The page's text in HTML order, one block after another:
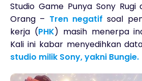
Studio Game Punya Sony Rugi
Orang – Tren negatif soal
kerja (PHK) masih menerpa
Kali ini kabar menyedihkan
studio milik Sony, yakni Bungie.